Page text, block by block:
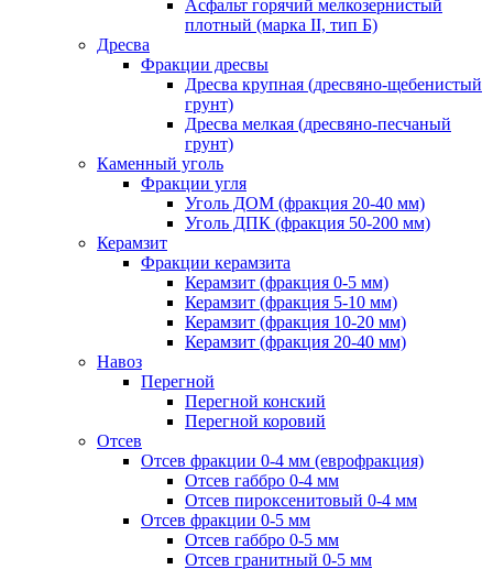
Асфальт горячий мелкозернистый
плотный (марка II, тип Б)
Дресва
Фракции дресвы
Дресва крупная (дресвяно-щебенистый
грунт)
Дресва мелкая (дресвяно-песчаный
грунт)
Каменный уголь
Фракции угля
Уголь ДОМ (фракция 20-40 мм)
Уголь ДПК (фракция 50-200 мм)
Керамзит
Фракции керамзита
Керамзит (фракция 0-5 мм)
Керамзит (фракция 5-10 мм)
Керамзит (фракция 10-20 мм)
Керамзит (фракция 20-40 мм)
Навоз
Перегной
Перегной конский
Перегной коровий
Отсев
Отсев фракции 0-4 мм (еврофракция)
Отсев габбро 0-4 мм
Отсев пироксенитовый 0-4 мм
Отсев фракции 0-5 мм
Отсев габбро 0-5 мм
Отсев гранитный 0-5 мм